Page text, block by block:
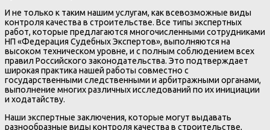
И не только к таким нашим услугам, как всевозможные виды
контроля качества в строительстве. Все типы экспертных
работ, которые предлагаются многочисленными сотрудниками
НП «Федерация Судебных Экспертов», выполняются на
высоком техническом уровне, и с полным соблюдением всех
правил Российского законодательства. Это подтверждает
широкая практика нашей работы совместно с
государственными следственными и арбитражными органами,
выполнение многих различных исследований по их инициации
и ходатайству.
Наши экспертные заключения, которые могут выдавать
разнообразные виды контроля качества в строительстве,